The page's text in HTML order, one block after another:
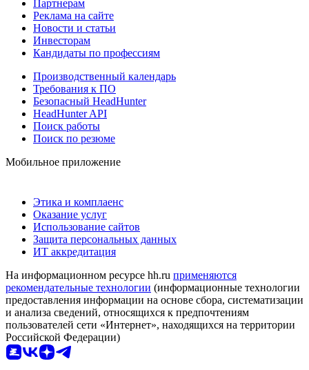
Партнерам
Реклама на сайте
Новости и статьи
Инвесторам
Кандидаты по профессиям
Производственный календарь
Требования к ПО
Безопасный HeadHunter
HeadHunter API
Поиск работы
Поиск по резюме
Мобильное приложение
Этика и комплаенс
Оказание услуг
Использование сайтов
Защита персональных данных
ИТ аккредитация
На информационном ресурсе hh.ru применяются
рекомендательные технологии (информационные технологии
предоставления информации на основе сбора, систематизации
и анализа сведений, относящихся к предпочтениям
пользователей сети «Интернет», находящихся на территории
Российской Федерации)